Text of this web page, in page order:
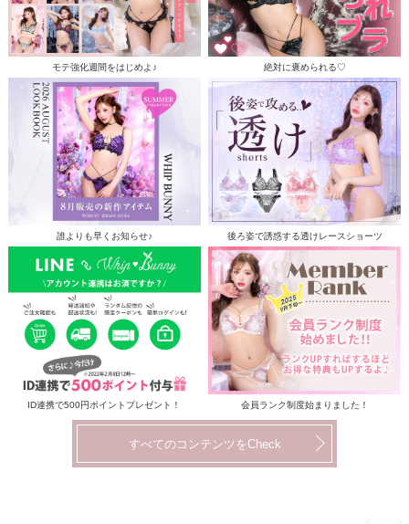
モテ強化週間をはじめよ♪ 絶対に褒められる♡
誰よりも早くお知らせ♪ 後ろ姿で誘惑する透けレースショーツ
ID連携で500円ポイントプレゼント！ 会員ランク制度始まりました！
すべてのコンテンツをCheck